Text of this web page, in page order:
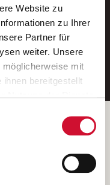
Website zu
zu Ihrer
Partner für
weiter. Unsere
mit
bereitgestellt
so stimmen
zu. Sie können
jederzeit widerrufen,
und diese
von AWO